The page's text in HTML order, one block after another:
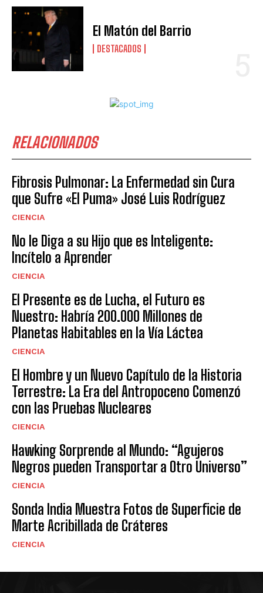
El Matón del Barrio
DESTACADOS
RELACIONADOS
Fibrosis Pulmonar: La Enfermedad sin Cura
que Sufre «El Puma» José Luis Rodríguez
CIENCIA
No le Diga a su Hijo que es Inteligente:
Incítelo a Aprender
CIENCIA
El Presente es de Lucha, el Futuro es
Nuestro: Habría 200.000 Millones de
Planetas Habitables en la Vía Láctea
CIENCIA
El Hombre y un Nuevo Capítulo de la Historia
Terrestre: La Era del Antropoceno Comenzó
con las Pruebas Nucleares
CIENCIA
Hawking Sorprende al Mundo: “Agujeros
Negros pueden Transportar a Otro Universo”
CIENCIA
Sonda India Muestra Fotos de Superficie de
Marte Acribillada de Cráteres
CIENCIA